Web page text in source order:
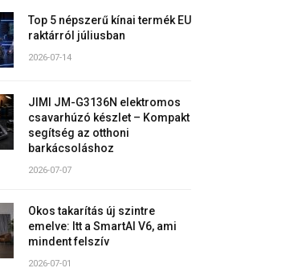
Top 5 népszerű kínai termék EU
raktárról júliusban
2026-07-14
JIMI JM-G3136N elektromos
csavarhúzó készlet – Kompakt
segítség az otthoni
barkácsoláshoz
2026-07-07
Okos takarítás új szintre
emelve: Itt a SmartAI V6, ami
mindent felszív
2026-07-01